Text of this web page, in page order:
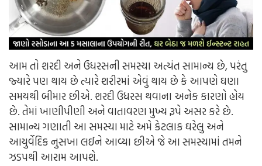
આમ તો શરદી અને ઉધરસની સમસ્યા અત્યંત સામાન્ય છે, પરંતુ
જ્યારે પણ થાય છે ત્યારે શરીરમાં એવું થાય છે કે આપણે ઘણા
સમયથી બીમાર છીએ. શરદી ઉધરસ થવાના અનેક કારણો હોય
છે. તેમાં ખાણીપીણી અને વાતાવરણ મુખ્ય રૂપે અસર કરે છે.
સામાન્ય ગણાતી આ સમસ્યા માટે અમે કેટલાક ઘરેલુ અને
આયુર્વેદિક નુસખા લઈને આવ્યા છીએ જે આ સમસ્યામાં તમને
ઝડપથી આરામ આપશે.